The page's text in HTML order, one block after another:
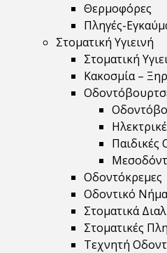
Θερμοφόρες
Πληγές-
Στοματική Υγιεινή
Στοματική
Κακοσμία –
Παιδικές
Οδοντόκρεμες
Οδοντικό Νήμα
Στοματικά
Στοματικές
Τεχνητή